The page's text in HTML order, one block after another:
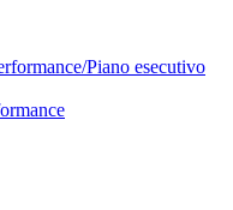
Piano esecutivo